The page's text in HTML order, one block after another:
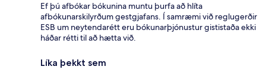
Ef þú afbókar bókunina muntu þurfa að hlíta
afbókunarskilyrðum gestgjafans. Í samræmi við reglugerðir
ESB um neytendarétt eru bókunarþjónustur gististaða ekki
háðar rétti til að hætta við.
Líka þekkt sem